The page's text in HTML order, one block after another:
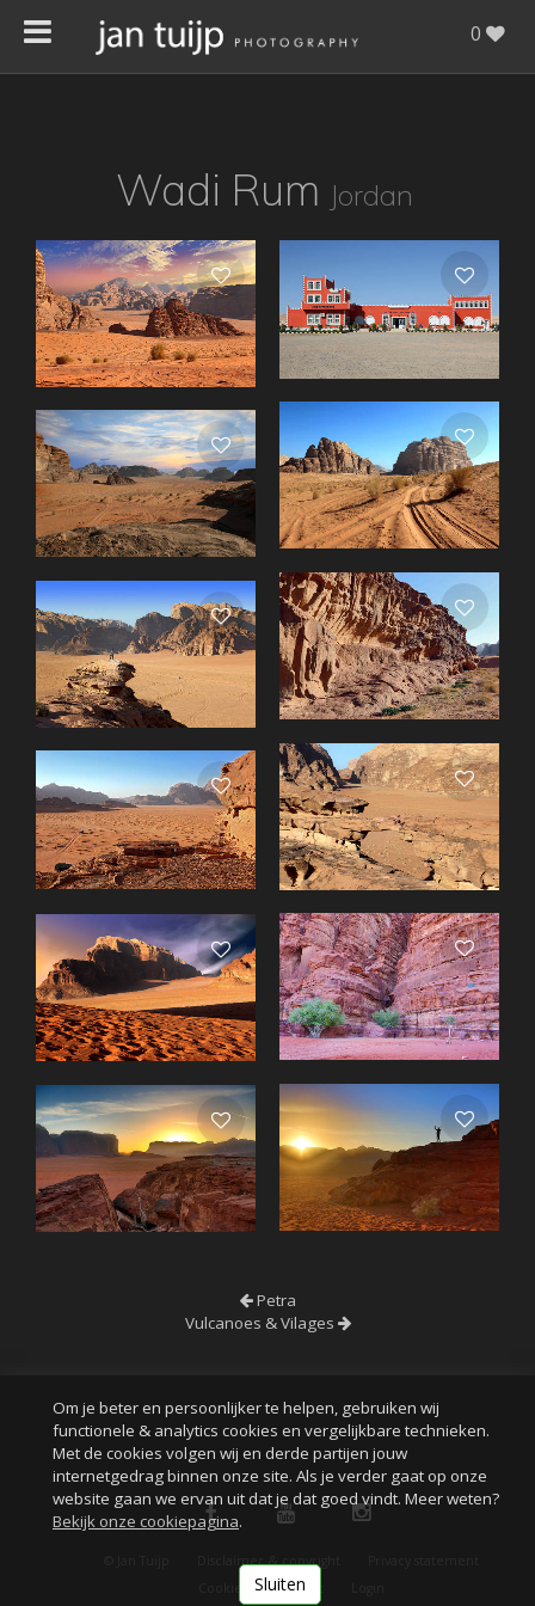
0
Wadi Rum Jordan
Petra
Vulcanoes & Vilages
Contact
Om je beter en persoonlijker te helpen, gebruiken wij
functionele & analytics cookies en vergelijkbare technieken.
Met de cookies volgen wij en derde partijen jouw
internetgedrag binnen onze site. Als je verder gaat op onze
website gaan we ervan uit dat je dat goed vindt. Meer weten?
Bekijk onze cookiepagina.
Sluiten